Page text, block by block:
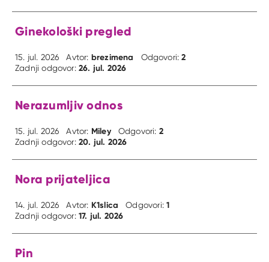
Ginekološki pregled
15. jul. 2026 Avtor: brezimena Odgovori:2
Zadnji odgovor:26. jul. 2026
Nerazumljiv odnos
15. jul. 2026 Avtor: Miley Odgovori: 2
Zadnji odgovor:20. jul. 2026
Nora prijateljica
14. jul. 2026 Avtor: K1slica Odgovori:1
Zadnji odgovor:17. jul. 2026
Pin